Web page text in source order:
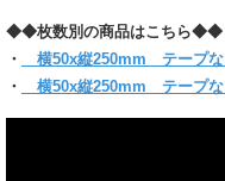
【クリックポスト対象商品】
●クリックポスト対象商品で、サ
分量
◆◆枚数別の商品はこちら◆◆
・
横50x縦250mm テープ
・
横50x縦250mm テープ